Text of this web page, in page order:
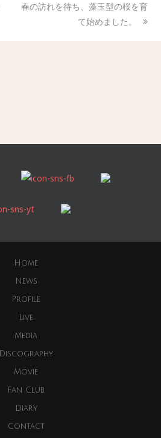
春の訪れを待ち、藻玉型の桜を育
て始めました。
Home
News
Profile
Live
Media
Discography
Movie
Fan Club
Diary
Contact